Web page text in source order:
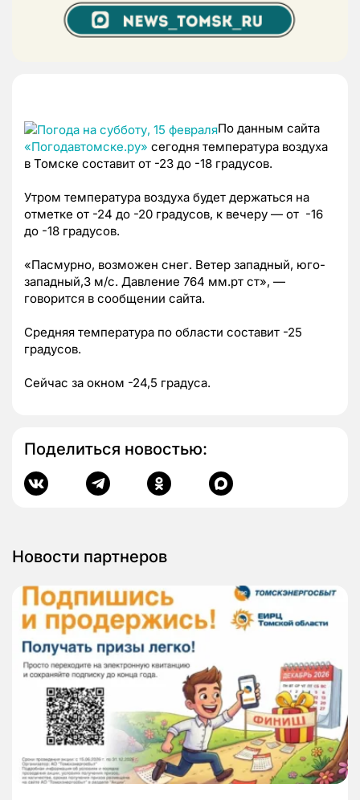
По данным сайта
«Погодавтомске.ру» сегодня температура воздуха
в Томске составит от -23 до -18 градусов.
Утром температура воздуха будет держаться на
отметке от -24 до -20 градусов, к вечеру — от -16
до -18 градусов.
«Пасмурно, возможен снег. Ветер западный, юго-
западный,3 м/с. Давление 764 мм.рт ст», —
говорится в сообщении сайта.
Средняя температура по области составит -25
градусов.
Сейчас за окном -24,5 градуса.
Поделиться новостью:
Новости партнеров